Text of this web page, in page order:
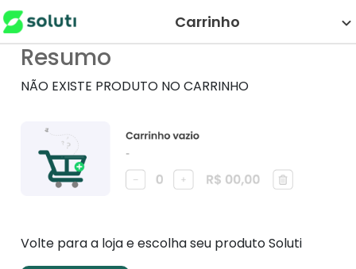
Carrinho
Resumo
NÃO EXISTE PRODUTO NO CARRINHO
Volte para a loja e escolha seu produto Soluti